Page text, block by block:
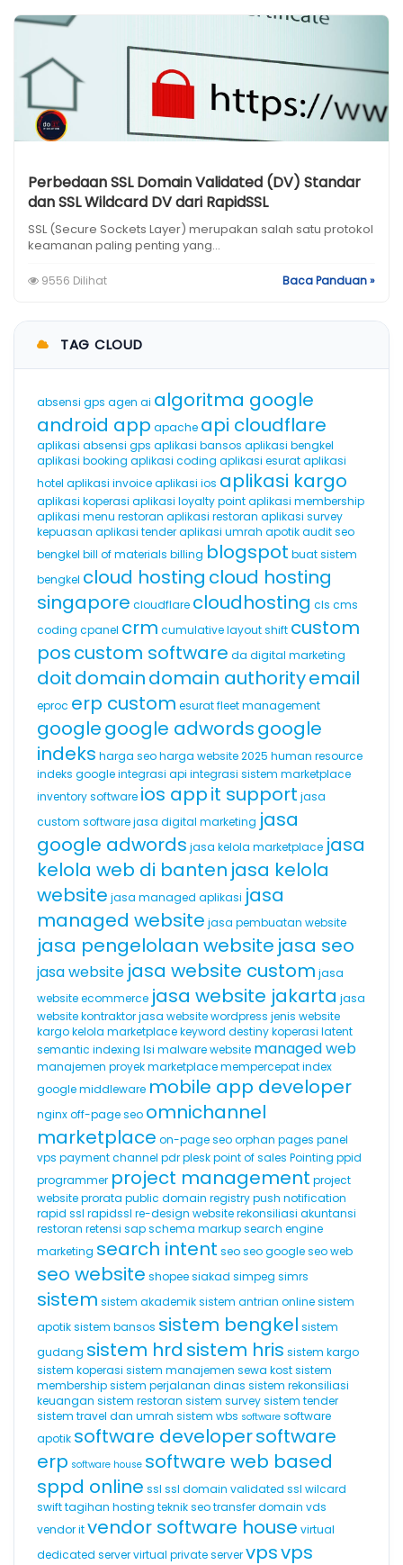
Perbedaan SSL Domain Validated (DV) Standar
dan SSL Wildcard DV dari RapidSSL
SSL (Secure Sockets Layer) merupakan salah satu protokol
keamanan paling penting yang...
9556 Dilihat Baca Panduan »
TAG CLOUD
absensi gps agen ai algoritma google
android app apache api cloudflare
aplikasi absensi gps aplikasi bansos aplikasi bengkel
aplikasi booking aplikasi coding aplikasi esurataplikasi
hotel aplikasi invoiceaplikasi ios aplikasi kargo
aplikasi koperasi aplikasi loyalty pointaplikasi membership
aplikasi menu restoran aplikasi restoran aplikasi survey
kepuasan aplikasi tenderaplikasi umrah apotikaudit seo
bengkel bill of materials billing blogspot buat sistem
bengkel cloud hosting cloud hosting
singapore cloudflare cloudhosting cls cms
coding cpanel crm cumulative layout shift custom
poscustom software da digital marketing
doitdomaindomain authorityemail
eproc erp custom esuratfleet management
googlegoogle adwordsgoogle
indeks harga seoharga website 2025 human resource
indeks googleintegrasi api integrasi sistem marketplace
inventory software ios appit support jasa
custom softwarejasa digital marketing jasa
google adwords jasa kelola marketplace jasa
kelola web di banten jasa kelola
website jasa managed aplikasi jasa
managed website jasa pembuatan website
jasa pengelolaan website jasa seo
jasa website jasa website custom jasa
website ecommerce jasa website jakarta jasa
website kontraktorjasa website wordpress jenis website
kargokelola marketplacekeyword destinykoperasi latent
semantic indexing lsi malware website managed web
manajemen proyekmarketplacemempercepat index
googlemiddleware mobile app developer
nginxoff-page seo omnichannel
marketplace on-page seoorphan pages panel
vps payment channel pdrpleskpoint of sales Pointing ppid
programmer project management project
websiteprorata public domain registrypush notification
rapid ssl rapidssl re-design websiterekonsiliasi akuntansi
restoran retensi sapschema markupsearch engine
marketing search intent seoseo googleseo web
seo website shopeesiakad simpeg simrs
sistem sistem akademiksistem antrian onlinesistem
apotiksistem bansos sistem bengkel sistem
gudang sistem hrd sistem hris sistem kargo
sistem koperasi sistem manajemen sewa kostsistem
membershipsistem perjalanan dinas sistem rekonsiliasi
keuangan sistem restoran sistem surveysistem tender
sistem travel dan umrah sistem wbs software software
apotik software developersoftware
erp software house software web based
sppd online ssl ssl domain validated ssl wilcard
swifttagihan hosting teknik seotransfer domain vds
vendor itvendor software house virtual
dedicated servervirtual private servervpsvps